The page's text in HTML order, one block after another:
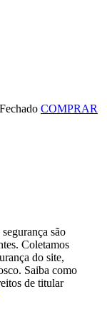
COMPRAR
são
Coletamos
do site,
Saiba como
de titular